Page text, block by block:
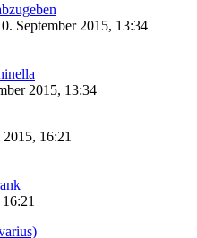
September 2015, 13:34
2015, 13:34
16:21